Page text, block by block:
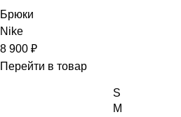
Брюки
Nike
8 900 ₽
Перейти в товар
S
M